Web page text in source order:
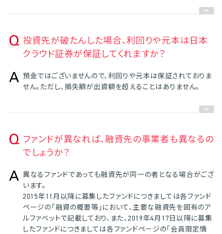
投資先が破たんした場合、利回りや元本は日本
クラウド証券が保証してくれますか？
預金ではございませんので、利回りや元本は保証されておりま
せん。ただし、損失額が出資額を超えることはありません。
ファンドが異なれば、融資先の事業者も異なるの
でしょうか？
異なるファンドであっても融資先が同一の者となる場合がござ
います。
2015年11月以降に募集したファンドにつきましては各ファンド
ページの「融資の概要等」において、主要な融資先を固有のア
ルファベットで記載しており、また、2019年4月17日以降に募集
したファンドにつきましては各ファンドページの「会員限定情